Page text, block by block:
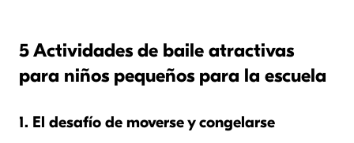
5 Actividades de baile atractivas
para niños pequeños para la escuela
1. El desafío de moverse y congelarse